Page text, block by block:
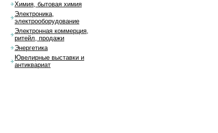
Химия, бытовая химия
Электроника,
электрооборудование
Электронная коммерция,
ритейл, продажи
Энергетика
Ювелирные выставки и
антиквариат